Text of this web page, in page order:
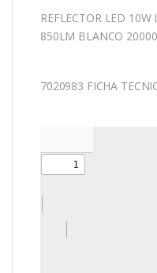
REFLECTOR LED
850LM BLANCO
7020983 FICHA